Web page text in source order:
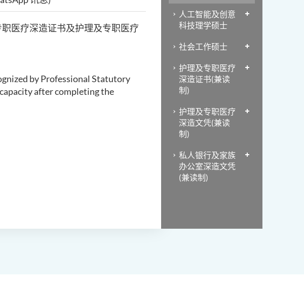
医疗深造证书及护理及专职医疗
by Professional Statutory
after completing the
人工智能及创意
科技理学硕士
社会工作硕士
护理及专职医疗
深造证书(兼读
制)
护理及专职医疗
深造文凭(兼读
制)
私人银行及家族
办公室深造文凭
(兼读制)